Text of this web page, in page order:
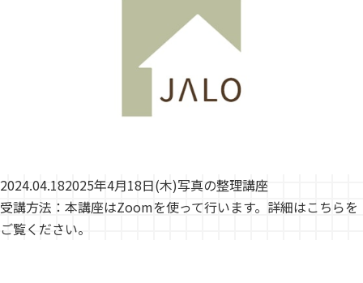
2024.04.182025年4月18日(木)写真の整理講座
受講方法：本講座はZoomを使って行います。詳細はこちらを
ご覧ください。